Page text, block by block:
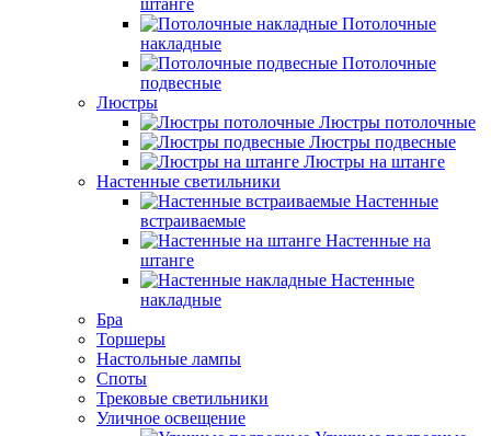
штанге
Потолочные
накладные
Потолочные
подвесные
Люстры
Люстры потолочные
Люстры подвесные
Люстры на штанге
Настенные светильники
Настенные
встраиваемые
Настенные на
штанге
Настенные
накладные
Бра
Торшеры
Настольные лампы
Споты
Трековые светильники
Уличное освещение